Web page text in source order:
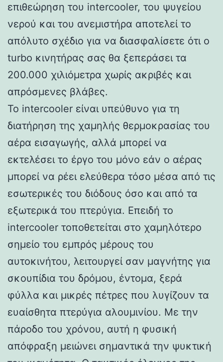
επιθεώρηση του intercooler, του ψυγείου
νερού και του ανεμιστήρα αποτελεί το
απόλυτο σχέδιο για να διασφαλίσετε ότι ο
turbo κινητήρας σας θα ξεπεράσει τα
200.000 χιλιόμετρα χωρίς ακριβές και
απρόσμενες βλάβες.
Το intercooler είναι υπεύθυνο για τη
διατήρηση της χαμηλής θερμοκρασίας του
αέρα εισαγωγής, αλλά μπορεί να
εκτελέσει το έργο του μόνο εάν ο αέρας
μπορεί να ρέει ελεύθερα τόσο μέσα από τις
εσωτερικές του διόδους όσο και από τα
εξωτερικά του πτερύγια. Επειδή το
intercooler τοποθετείται στο χαμηλότερο
σημείο του εμπρός μέρους του
αυτοκινήτου, λειτουργεί σαν μαγνήτης για
σκουπίδια του δρόμου, έντομα, ξερά
φύλλα και μικρές πέτρες που λυγίζουν τα
ευαίσθητα πτερύγια αλουμινίου. Με την
πάροδο του χρόνου, αυτή η φυσική
απόφραξη μειώνει σημαντικά την ψυκτική